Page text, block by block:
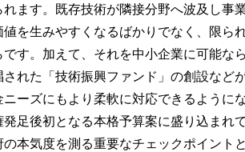
れます。既存技術が隣接分野へ波及し事
を生みやすくなるばかりでなく、限ら
す。加えて、それを中小企業に可能な
れた「技術振興ファンド」の創設など
ーズにもより柔軟に対応できるように
足後初となる本格予算案に盛り込まれ
本気度を測る重要なチェックポイント